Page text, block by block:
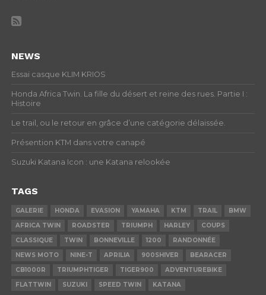
NEWS
Essai casque KLIM KRIOS
Honda Africa Twin. La fille du désert et reine des rues. Partie I :
Histoire
Le trail, ou le retour en grâce d’une catégorie délaissée.
Présention KTM dans votre canapé
Suzuki Katana Icon : une Katana relookée
TAGS
GALERIE HONDA EVASION YAMAHA KTM TRAIL
BMW
AFRICA TWIN
ROADSTER TRIUMPH HARLEY
COUPS
CLASSIQUE
TWIN BONNEVILLE 1200
RANDONNÉE
NEWS MOTO
NINE-T APRILIA 900SHIVER
BEARACER
CB1000R
TRIUMPHTIGER TIGER900
ADVENTUREBIKE
FLATTWIN
SUZUKI SPEED TWIN KATANA